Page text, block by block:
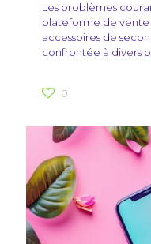
Les problèmes
plateforme de
accessoires de
confrontée à divers
0